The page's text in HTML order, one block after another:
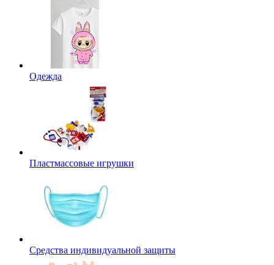
Одежда
Пластмассовые игрушки
Средства индивидуальной защиты